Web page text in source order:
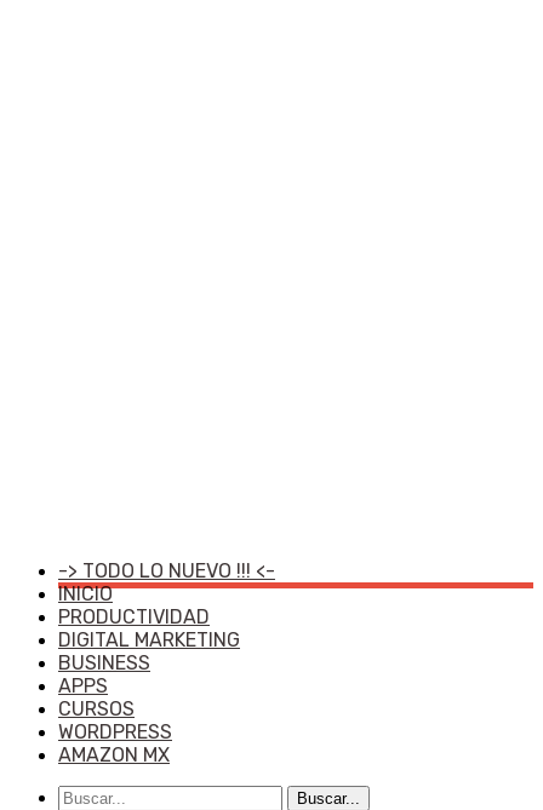
-> TODO LO NUEVO !!! <-
INICIO
PRODUCTIVIDAD
DIGITAL MARKETING
BUSINESS
APPS
CURSOS
WORDPRESS
AMAZON MX
Buscar...